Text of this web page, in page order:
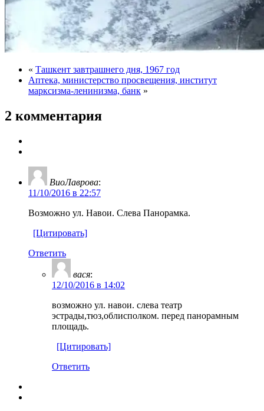
« Ташкент завтрашнего дня, 1967 год
Аптека, министерство просвещения, институт
марксизма-ленинизма, банк »
2 комментария
ВиоЛаврова:
11/10/2016 в 22:57
Возможно ул. Навои. Слева Панорамка.
[Цитировать]
Ответить
вася:
12/10/2016 в 14:02
возможно ул. навои. слева театр
эстрады,тюз,облисполком. перед панорамным
площадь.
[Цитировать]
Ответить